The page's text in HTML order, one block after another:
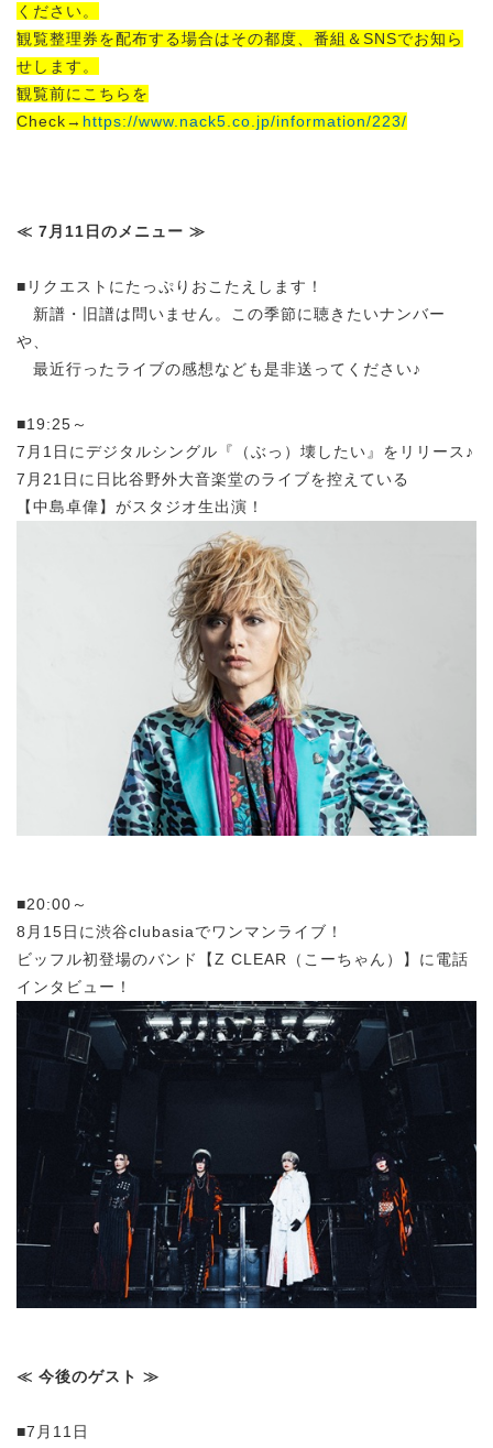
ください。
観覧整理券を配布する場合はその都度、番組＆SNSでお知ら
せします。
観覧前にこちらを
Check→ https://www.nack5.co.jp/information/223/
≪ 7月11日のメニュー ≫
■リクエストにたっぷりおこたえします！
新譜・旧譜は問いません。この季節に聴きたいナンバー
や、
最近行ったライブの感想なども是非送ってください♪
■19:25～
7月1日にデジタルシングル『（ぶっ）壊したい』をリリース♪
7月21日に日比谷野外大音楽堂のライブを控えている
【中島卓偉】がスタジオ生出演！
■20:00～
8月15日に渋谷clubasiaでワンマンライブ！
ビッフル初登場のバンド
【Z CLEAR（こーちゃん）】に電話
インタビュー！
≪ 今後のゲスト ≫
■7月11日